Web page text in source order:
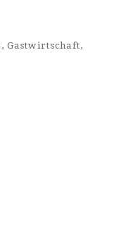
,Gastwirtschaft,